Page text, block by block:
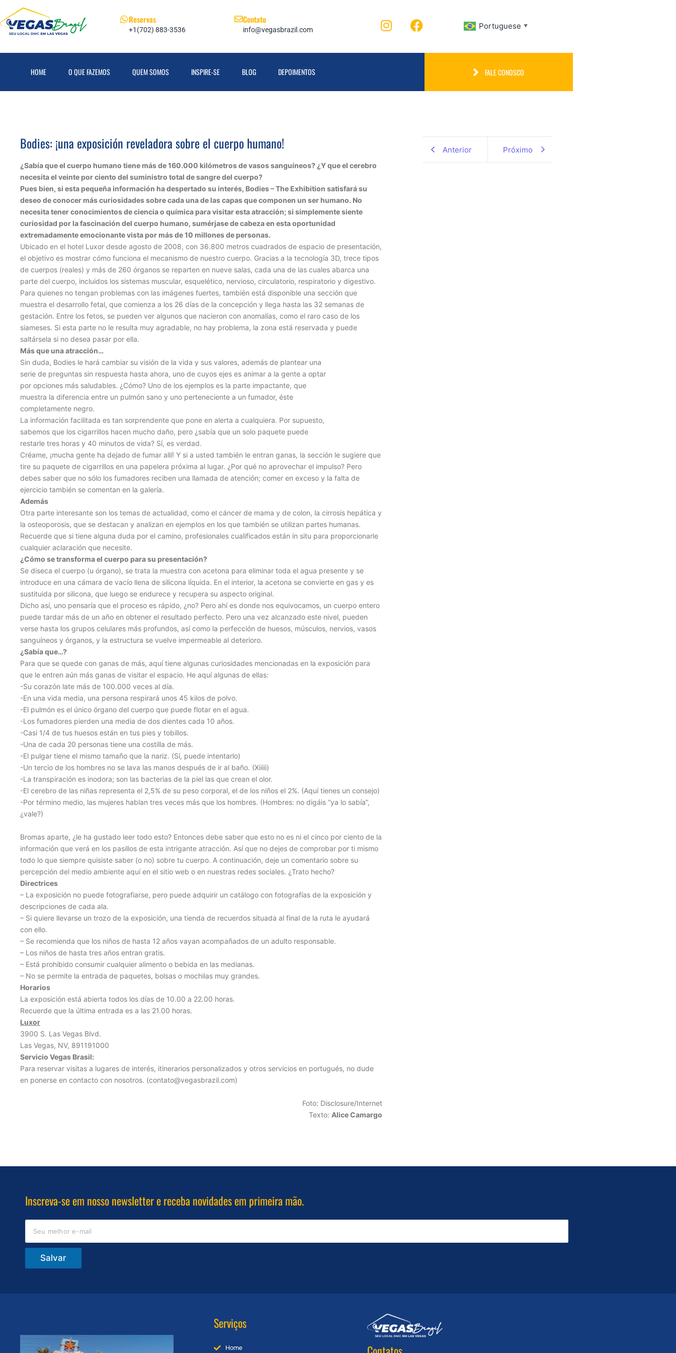
Reservas
+1(702) 883-3536
Contato
info@vegasbrazil.com Portuguese ▼
HOME O QUE FAZEMOS QUEM SOMOS INSPIRE-SE BLOG DEPOIMENTOS FALE CONOSCO
Bodies: ¡una exposición reveladora sobre el cuerpo humano!
¿Sabía que el cuerpo humano tiene más de 160.000 kilómetros de vasos sanguíneos? ¿Y que el cerebro
necesita el veinte por ciento del suministro total de sangre del cuerpo?
Pues bien, si esta pequeña información ha despertado su interés, Bodies – The Exhibition satisfará su
deseo de conocer más curiosidades sobre cada una de las capas que componen un ser humano. No
necesita tener conocimientos de ciencia o química para visitar esta atracción; si simplemente siente
curiosidad por la fascinación del cuerpo humano, sumérjase de cabeza en esta oportunidad
extremadamente emocionante vista por más de 10 millones de personas.
Ubicado en el hotel Luxor desde agosto de 2008, con 36.800 metros cuadrados de espacio de presentación,
el objetivo es mostrar cómo funciona el mecanismo de nuestro cuerpo. Gracias a la tecnología 3D, trece tipos
de cuerpos (reales) y más de 260 órganos se reparten en nueve salas, cada una de las cuales abarca una
parte del cuerpo, incluidos los sistemas muscular, esquelético, nervioso, circulatorio, respiratorio y digestivo.
Para quienes no tengan problemas con las imágenes fuertes, también está disponible una sección que
muestra el desarrollo fetal, que comienza a los 26 días de la concepción y llega hasta las 32 semanas de
gestación. Entre los fetos, se pueden ver algunos que nacieron con anomalías, como el raro caso de los
siameses. Si esta parte no le resulta muy agradable, no hay problema, la zona está reservada y puede
saltársela si no desea pasar por ella.
Más que una atracción…
Sin duda, Bodies le hará cambiar su visión de la vida y sus valores, además de plantear una
serie de preguntas sin respuesta hasta ahora, uno de cuyos ejes es animar a la gente a optar
por opciones más saludables. ¿Cómo? Uno de los ejemplos es la parte impactante, que
muestra la diferencia entre un pulmón sano y uno perteneciente a un fumador, éste
completamente negro.
La información facilitada es tan sorprendente que pone en alerta a cualquiera. Por supuesto,
sabemos que los cigarrillos hacen mucho daño, pero ¿sabía que un solo paquete puede
restarle tres horas y 40 minutos de vida? Sí, es verdad.
Créame, ¡mucha gente ha dejado de fumar allí! Y si a usted también le entran ganas, la sección le sugiere que
tire su paquete de cigarrillos en una papelera próxima al lugar. ¿Por qué no aprovechar el impulso? Pero
debes saber que no sólo los fumadores reciben una llamada de atención; comer en exceso y la falta de
ejercicio también se comentan en la galería.
Además
Otra parte interesante son los temas de actualidad, como el cáncer de mama y de colon, la cirrosis hepática y
la osteoporosis, que se destacan y analizan en ejemplos en los que también se utilizan partes humanas.
Recuerde que si tiene alguna duda por el camino, profesionales cualificados están in situ para proporcionarle
cualquier aclaración que necesite.
¿Cómo se transforma el cuerpo para su presentación?
Se diseca el cuerpo (u órgano), se trata la muestra con acetona para eliminar toda el agua presente y se
introduce en una cámara de vacío llena de silicona líquida. En el interior, la acetona se convierte en gas y es
sustituida por silicona, que luego se endurece y recupera su aspecto original.
Dicho así, uno pensaría que el proceso es rápido, ¿no? Pero ahí es donde nos equivocamos, un cuerpo entero
puede tardar más de un año en obtener el resultado perfecto. Pero una vez alcanzado este nivel, pueden
verse hasta los grupos celulares más profundos, así como la perfección de huesos, músculos, nervios, vasos
sanguíneos y órganos, y la estructura se vuelve impermeable al deterioro.
¿Sabía que…?
Para que se quede con ganas de más, aquí tiene algunas curiosidades mencionadas en la exposición para
que le entren aún más ganas de visitar el espacio. He aquí algunas de ellas:
-Su corazón late más de 100.000 veces al día.
-En una vida media, una persona respirará unos 45 kilos de polvo.
-El pulmón es el único órgano del cuerpo que puede flotar en el agua.
-Los fumadores pierden una media de dos dientes cada 10 años.
-Casi 1/4 de tus huesos están en tus pies y tobillos.
-Una de cada 20 personas tiene una costilla de más.
-El pulgar tiene el mismo tamaño que la nariz. (Sí, puede intentarlo)
-Un tercio de los hombres no se lava las manos después de ir al baño. (Xiiiii)
-La transpiración es inodora; son las bacterias de la piel las que crean el olor.
-El cerebro de las niñas representa el 2,5% de su peso corporal, el de los niños el 2%. (Aquí tienes un consejo)
-Por término medio, las mujeres hablan tres veces más que los hombres. (Hombres: no digáis “ya lo sabía”,
¿vale?)
Bromas aparte, ¿le ha gustado leer todo esto? Entonces debe saber que esto no es ni el cinco por ciento de la
información que verá en los pasillos de esta intrigante atracción. Así que no dejes de comprobar por ti mismo
todo lo que siempre quisiste saber (o no) sobre tu cuerpo. A continuación, deje un comentario sobre su
percepción del medio ambiente aquí en el sitio web o en nuestras redes sociales. ¿Trato hecho?
Directrices
– La exposición no puede fotografiarse, pero puede adquirir un catálogo con fotografías de la exposición y
descripciones de cada ala.
– Si quiere llevarse un trozo de la exposición, una tienda de recuerdos situada al final de la ruta le ayudará
con ello.
– Se recomienda que los niños de hasta 12 años vayan acompañados de un adulto responsable.
– Los niños de hasta tres años entran gratis.
– Está prohibido consumir cualquier alimento o bebida en las medianas.
– No se permite la entrada de paquetes, bolsas o mochilas muy grandes.
Horarios
La exposición está abierta todos los días de 10.00 a 22.00 horas.
Recuerde que la última entrada es a las 21.00 horas.
Luxor
3900 S. Las Vegas Blvd.
Las Vegas, NV, 891191000
Servicio Vegas Brasil:
Para reservar visitas a lugares de interés, itinerarios personalizados y otros servicios en portugués, no dude
en ponerse en contacto con nosotros. (contato@vegasbrazil.com)
Foto: Disclosure/Internet
Texto: Alice Camargo
Anterior Próximo
Inscreva-se em nosso newsletter e receba novidades em primeira mão.
Salvar
Serviços
Home